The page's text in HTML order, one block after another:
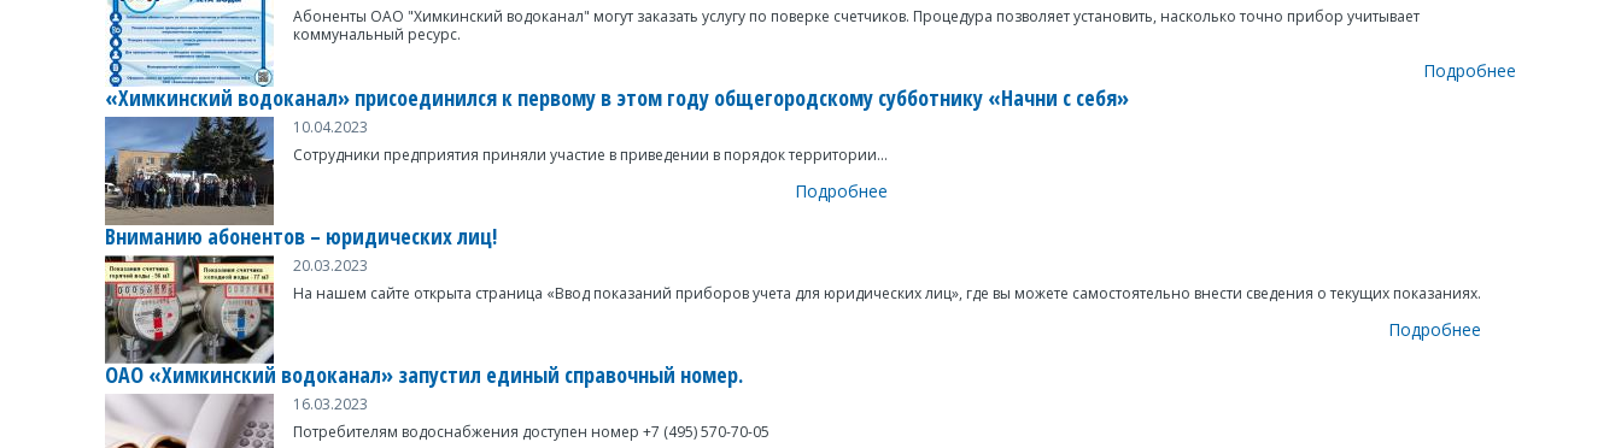
Абоненты ОАО "Химкинский водоканал" могут заказать услугу по поверке счетчиков. Процедура позволяет установить, насколько точно прибор учитывает
коммунальный ресурс.
Подробнее
«Химкинский водоканал» присоединился к первому в этом году общегородскому субботнику «Начни с себя»
10.04.2023
Сотрудники предприятия приняли участие в приведении в порядок территории...
Подробнее
Вниманию абонентов – юридических лиц!
20.03.2023
На нашем сайте открыта страница «Ввод показаний приборов учета для юридических лиц», где вы можете самостоятельно внести сведения о текущих показаниях.
Подробнее
ОАО «Химкинский водоканал» запустил единый справочный номер.
16.03.2023
Потребителям водоснабжения доступен номер +7 (495) 570-70-05